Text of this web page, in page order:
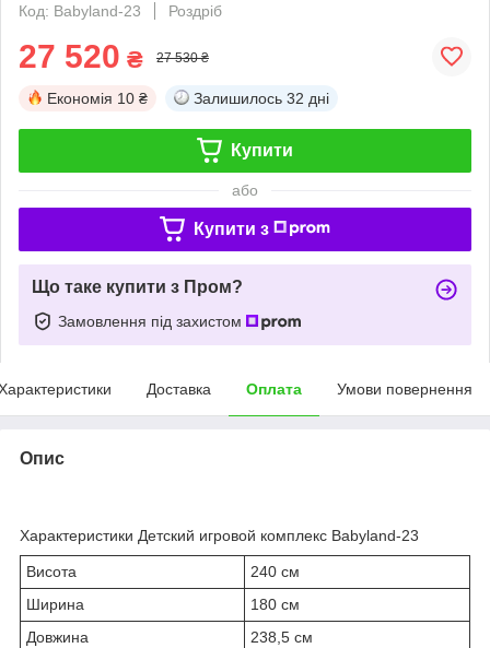
Код: Babyland-23
Роздріб
27 520 ₴ 27 530 ₴
Економія 10 ₴ Залишилось 32 дні
Купити
або
Купити з
Що таке купити з Пром?
Замовлення під захистом
Доставка Оплата Умови повернення
Опис
Характеристики Детский игровой комплекс Babyland-23
Висота
240 см
Ширина
180 см
Довжина
238,5 см